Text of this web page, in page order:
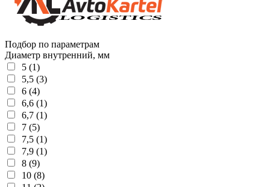
Подбор по параметрам
Диаметр внутренний, мм
5 (1)
5,5 (3)
6 (4)
6,6 (1)
6,7 (1)
7 (5)
7,5 (1)
7,9 (1)
8 (9)
10 (8)